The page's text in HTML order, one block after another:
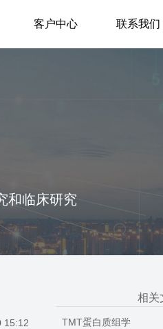
客户中心 联系我们
和临床研究
15:12
相关
TMT蛋白质组学